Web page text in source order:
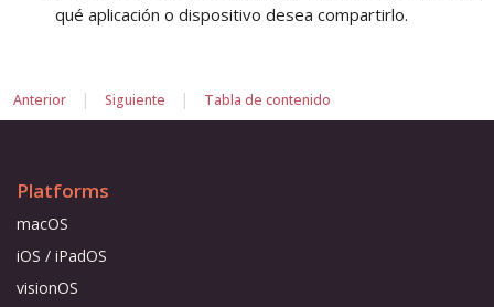
qué aplicación o dispositivo desea compartirlo.
Anterior | Siguiente | Tabla de contenido
Platforms
macOS
iOS / iPadOS
visionOS